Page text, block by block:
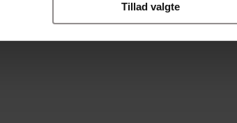
Tillad valgte